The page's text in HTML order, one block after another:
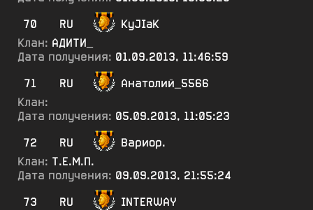
70
RU
KyJIaK
Клан: АДИТИ_
Дата получения: 01.09.2013, 11:46:59
71
RU
Анатолий_5566
Клан:
Дата получения: 05.09.2013, 11:05:23
72
RU
Вариор.
Клан: Т.Е.М.П.
Дата получения: 09.09.2013, 21:55:24
73
RU
INTERWAY